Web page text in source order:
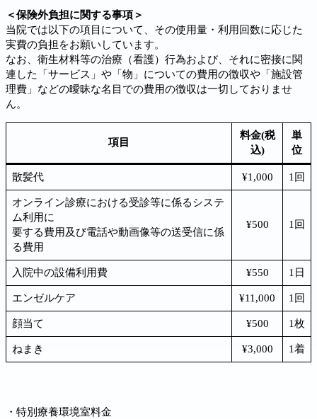
＜保険外負担に関する事項＞
当院では以下の項目について、その使用量・利用回数に応じた
実費の負担をお願いしています。
なお、衛生材料等の治療（看護）行為および、それに密接に関
連した「サービス」や「物」についての費用の徴収や「施設管
理費」などの曖昧な名目での費用の徴収は一切しておりませ
ん。
項目
料金(税
込)
単
位
散髪代 ¥1,000 1回
オンライン診療における受診等に係るシステ
ム利用に
要する費用及び電話や動画像等の送受信に係
る費用
¥500 1回
入院中の設備利用費 ¥550 1日
エンゼルケア ¥11,000 1回
顔当て ¥500 1枚
ねまき ¥3,000 1着
・特別療養環境室料金